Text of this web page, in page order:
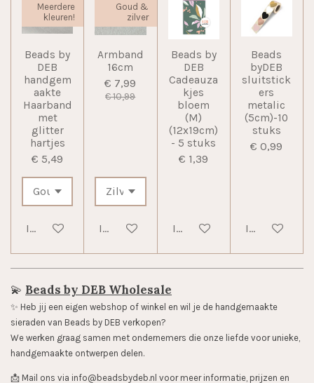
Meerdere
kleuren!
Beads by
DEB
handgem
aakte
Haarband
met
glitter
hartjes
€ 5,49
In winkelwagen
Goud &
zilver
Armband
16cm
€ 7,99
€ 10,99
In winkelwagen
Beads by
DEB
Cadeauza
kjes
bloem
(M)
(12x19cm)
- 5 stuks
€ 1,39
In winkelwagen
Beads
byDEB
sluitstick
ers
metalic
(5cm)-10
stuks
€ 0,99
In
💫 Beads by DEB Wholesale
✨️ Heb jij een eigen webshop of winkel en wil je de handgemaakte
sieraden van Beads by DEB verkopen?
We werken graag samen met ondernemers die onze liefde voor unieke,
handgemaakte ontwerpen delen.
📩 Mail ons via info@beadsbydeb.nl voor meer informatie, prijzen en